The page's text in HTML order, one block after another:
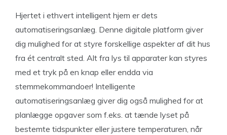
Hjertet i ethvert intelligent hjem er dets
automatiseringsanlæg. Denne digitale platform giver
dig mulighed for at styre forskellige aspekter af dit hus
fra ét centralt sted. Alt fra lys til apparater kan styres
med et tryk på en knap eller endda via
stemmekommandoer! Intelligente
automatiseringsanlæg giver dig også mulighed for at
planlægge opgaver som f.eks. at tænde lyset på
bestemte tidspunkter eller justere temperaturen, når